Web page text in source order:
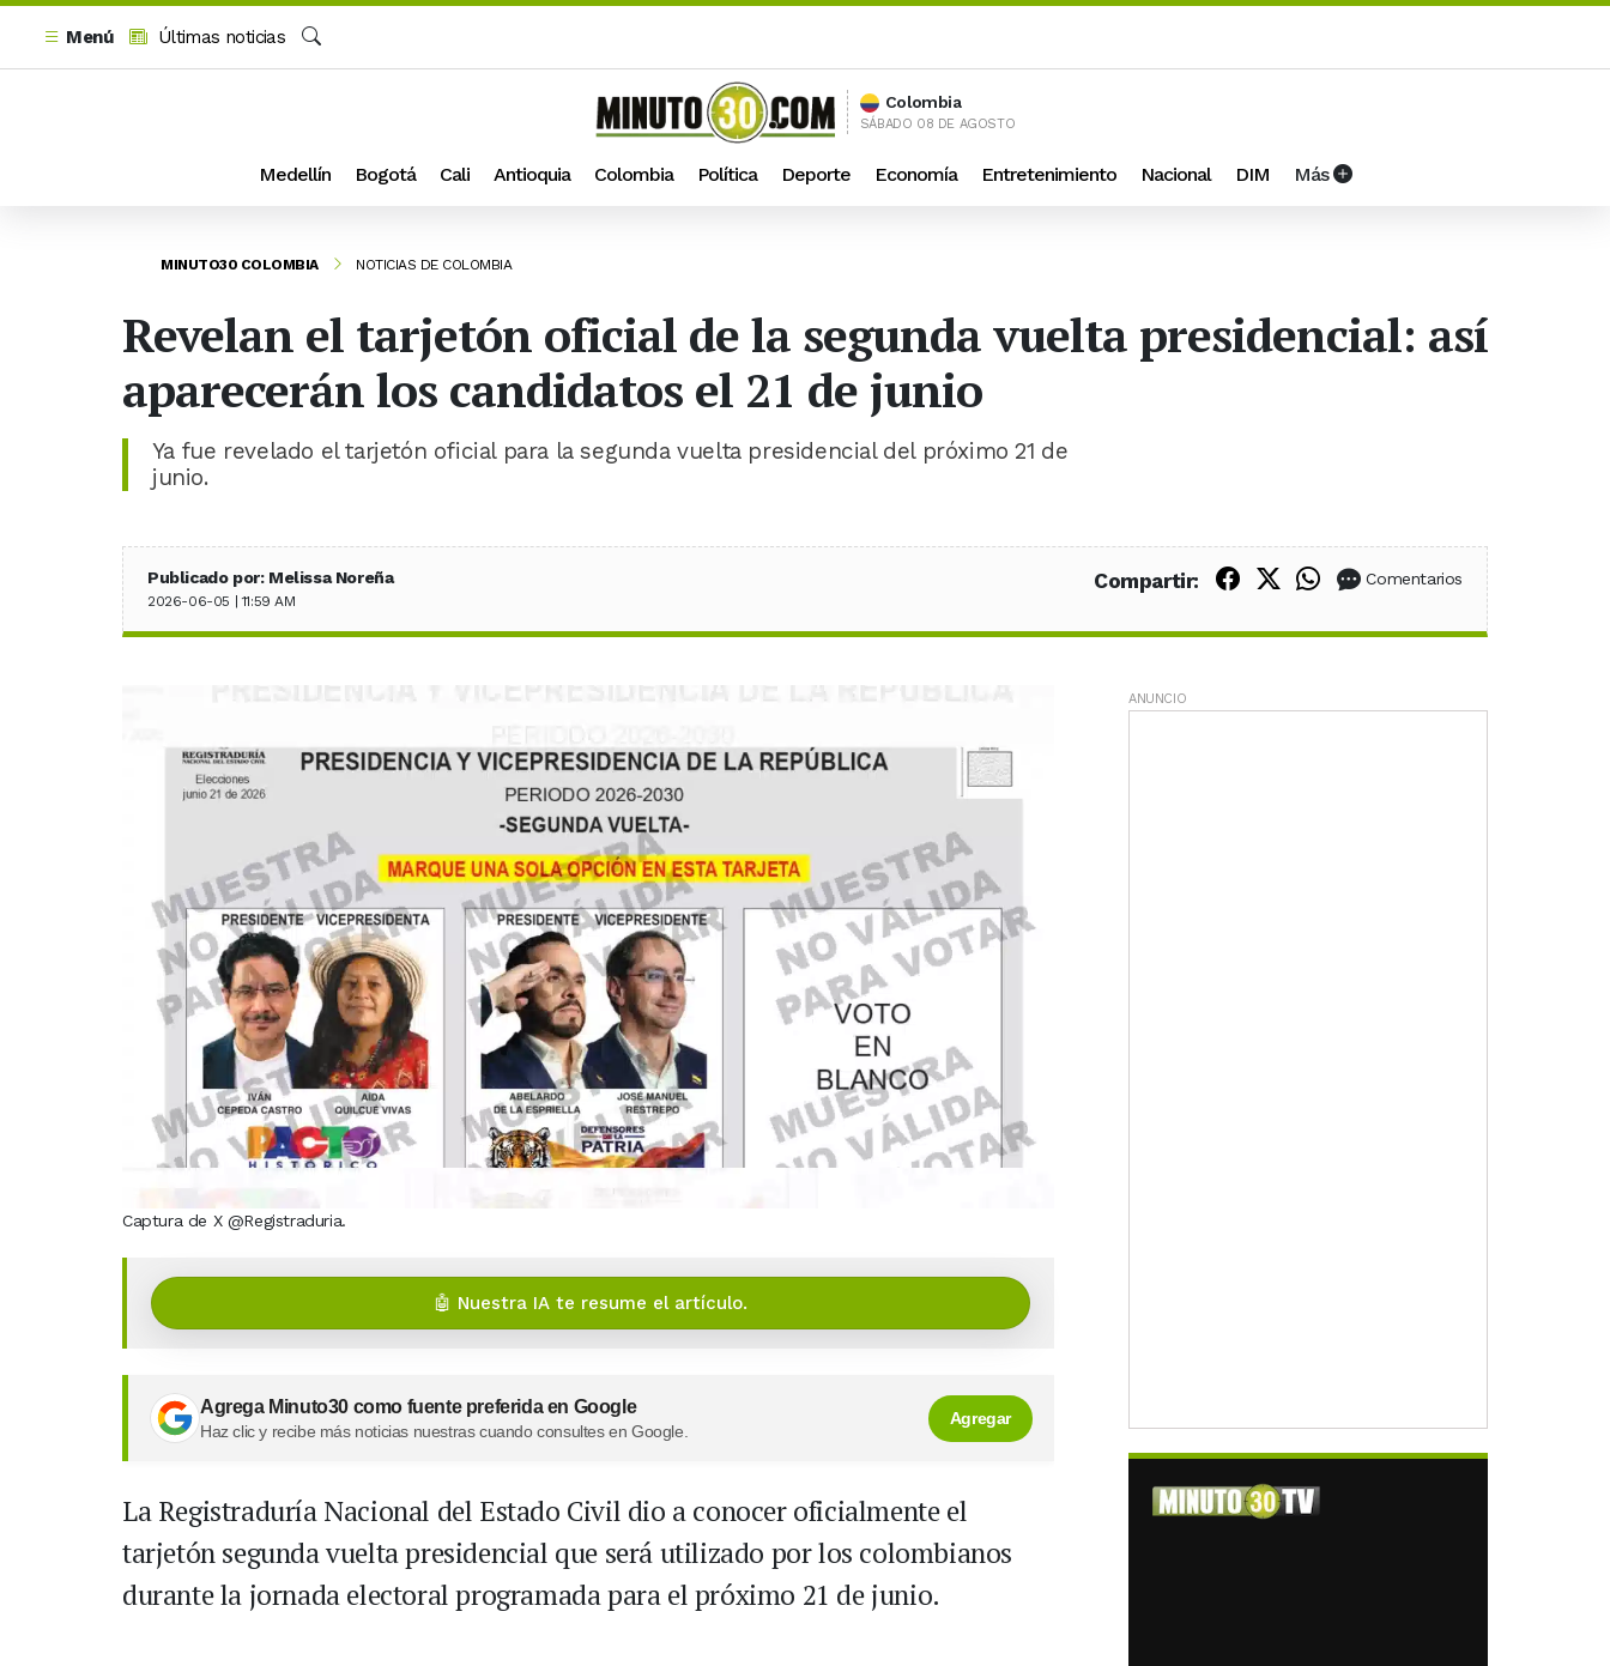
Menú
Últimas noticias
Buscar
Colombia
SÁBADO 08 DE AGOSTO
Medellín Bogotá Cali Antioquia Colombia Política Deporte Economía Entretenimiento Nacional DIM Más
MINUTO30 COLOMBIA NOTICIAS DE COLOMBIA
Revelan el tarjetón oficial de la segunda vuelta presidencial: así
aparecerán los candidatos el 21 de junio
Ya fue revelado el tarjetón oficial para la segunda vuelta presidencial del próximo 21 de
junio.
Publicado por: Melissa Noreña
2026-06-05 | 11:59 AM
Compartir: Compartir en Facebook
Compartir en X (Twitter)
Compartir en WhatsApp
Comentarios
Captura de X @Registraduria.
🤖 Nuestra IA te resume el artículo.
Agrega Minuto30 como fuente preferida en Google
Haz clic y recibe más noticias nuestras cuando consultes en Google.
Agregar
La Registraduría Nacional del Estado Civil dio a conocer oficialmente el
tarjetón segunda vuelta presidencial que será utilizado por los colombianos
durante la jornada electoral programada para el próximo 21 de junio.
ANUNCIO